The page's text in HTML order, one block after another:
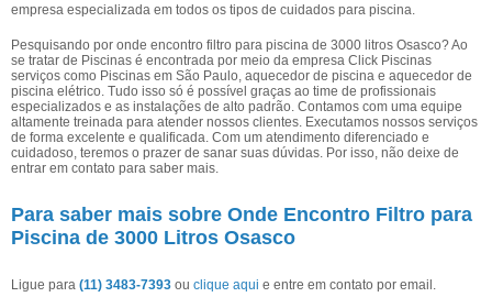
empresa especializada em todos os tipos de cuidados para piscina.
Pesquisando por onde encontro filtro para piscina de 3000 litros Osasco? Ao
se tratar de Piscinas é encontrada por meio da empresa Click Piscinas
serviços como Piscinas em São Paulo, aquecedor de piscina e aquecedor de
piscina elétrico. Tudo isso só é possível graças ao time de profissionais
especializados e as instalações de alto padrão. Contamos com uma equipe
altamente treinada para atender nossos clientes. Executamos nossos serviços
de forma excelente e qualificada. Com um atendimento diferenciado e
cuidadoso, teremos o prazer de sanar suas dúvidas. Por isso, não deixe de
entrar em contato para saber mais.
Para saber mais sobre Onde Encontro Filtro para
Piscina de 3000 Litros Osasco
Ligue para (11) 3483-7393 ou clique aqui e entre em contato por email.